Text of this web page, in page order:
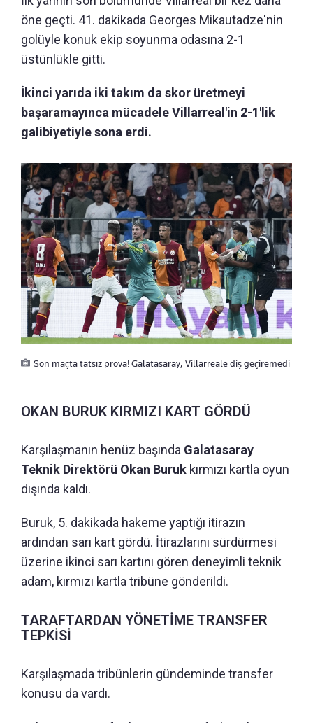
öne geçti. 41. dakikada Georges Mikautadze'nin
golüyle konuk ekip soyunma odasına 2-1
üstünlükle gitti.
İkinci yarıda iki takım da skor üretmeyi
başaramayınca mücadele Villarreal'in 2-1'lik
galibiyetiyle sona erdi.
Son maçta tatsız prova! Galatasaray, Villarreale diş geçiremedi
OKAN BURUK KIRMIZI KART GÖRDÜ
Karşılaşmanın henüz başında Galatasaray
Teknik Direktörü Okan Buruk kırmızı kartla oyun
dışında kaldı.
Buruk, 5. dakikada hakeme yaptığı itirazın
ardından sarı kart gördü. İtirazlarını sürdürmesi
üzerine ikinci sarı kartını gören deneyimli teknik
adam, kırmızı kartla tribüne gönderildi.
TARAFTARDAN YÖNETİME TRANSFER
TEPKİSİ
Karşılaşmada tribünlerin gündeminde transfer
konusu da vardı.